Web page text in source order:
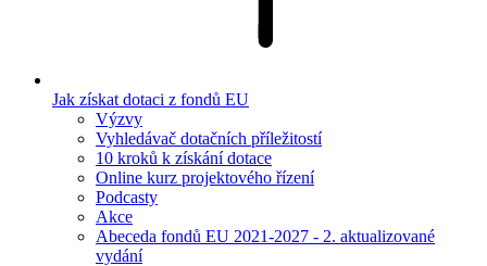
Jak získat dotaci z fondů EU
Výzvy
Vyhledávač dotačních příležitostí
10 kroků k získání dotace
Online kurz projektového řízení
Podcasty
Akce
Abeceda fondů EU 2021-2027 - 2. aktualizované
vydání